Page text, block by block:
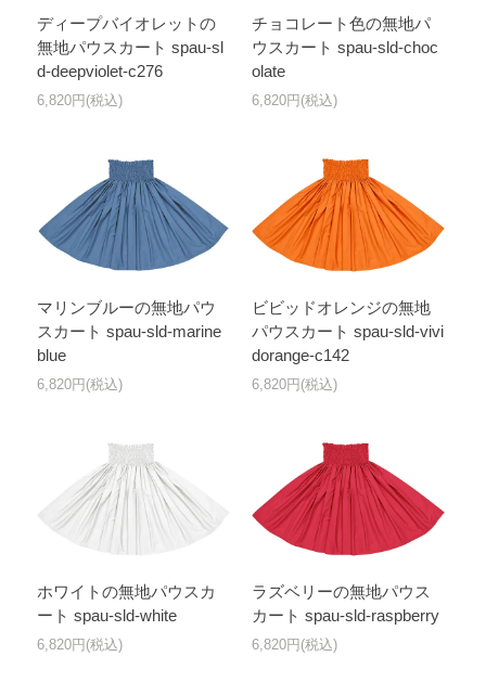
ディープバイオレットの
無地パウスカート spau-sl
d-deepviolet-c276
6,820円(税込)
チョコレート色の無地パ
ウスカート spau-sld-choc
olate
6,820円(税込)
マリンブルーの無地パウ
スカート spau-sld-marine
blue
6,820円(税込)
ビビッドオレンジの無地
パウスカート spau-sld-vivi
dorange-c142
6,820円(税込)
ホワイトの無地パウスカ
ート spau-sld-white
6,820円(税込)
ラズベリーの無地パウス
カート spau-sld-raspberry
6,820円(税込)